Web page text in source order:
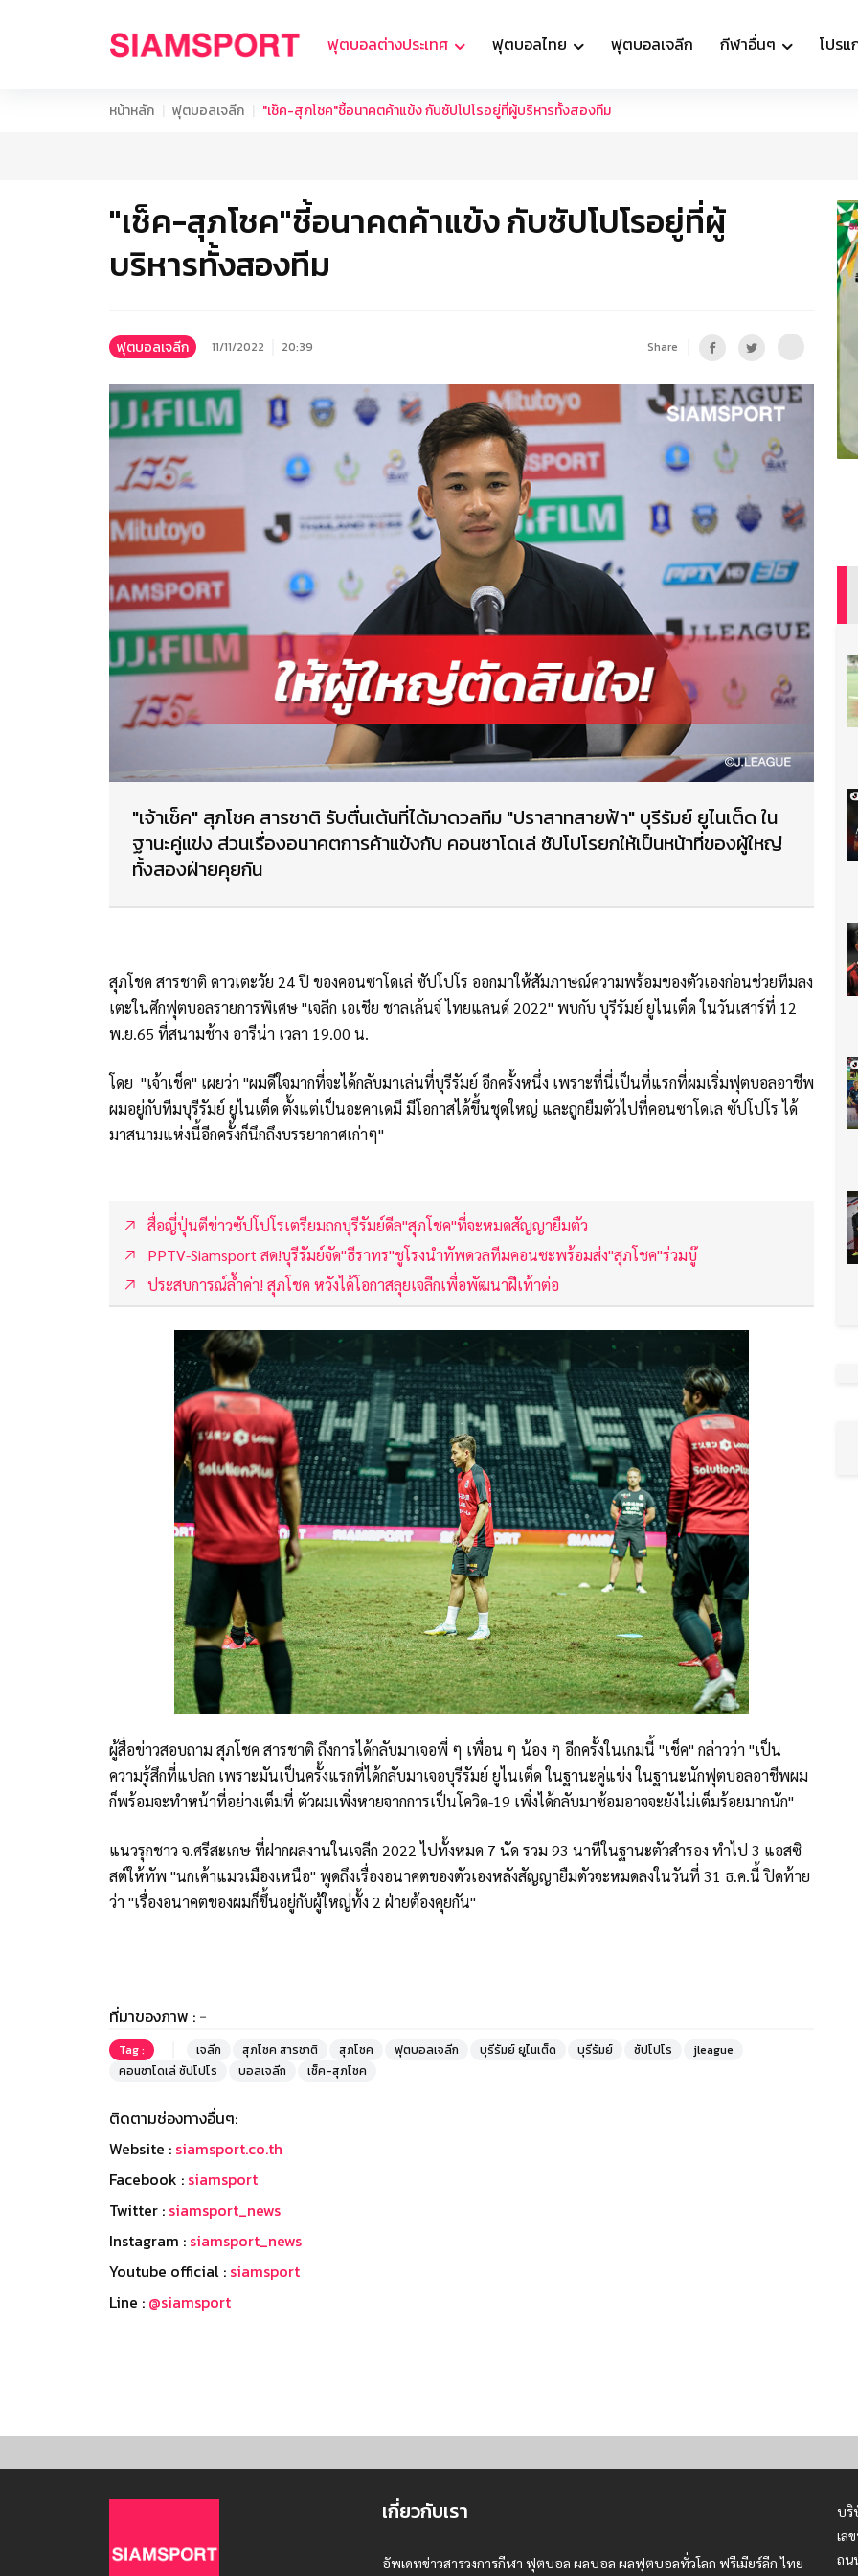
ฟุตบอลต่างประเทศ ฟุตบอลไทย ฟุตบอลเจลีก กีฬาอื่นๆ โปร
หน้าหลัก ฟุตบอลเจลีก "เช็ค-สุภโชค"ชี้อนาคตค้าแข้ง กับซัปโปโรอยู่ที่ผู้บริหารทั้งสองทีม
"เช็ค-สุภโชค"ชี้อนาคตค้าแข้ง กับซัปโปโรอยู่ที่ผู้
บริหารทั้งสองทีม
ฟุตบอลเจลีก 11/11/2022 20:39 Share
"เจ้าเช็ค" สุภโชค สารชาติ รับตื่นเต้นที่ได้มาดวลทีม "ปราสาทสายฟ้า" บุรีรัมย์ ยูไนเต็ด ใน
ฐานะคู่แข่ง ส่วนเรื่องอนาคตการค้าแข้งกับ คอนซาโดเล่ ซัปโปโรยกให้เป็นหน้าที่ของผู้ใหญ่
ทั้งสองฝ่ายคุยกัน
สุภโชค สารชาติ ดาวเตะวัย 24 ปี ของคอนซาโดเล่ ซัปโปโร ออกมาให้สัมภาษณ์ความพร้อมของตัวเองก่อนช่วยทีมลง
เตะในศึกฟุตบอลรายการพิเศษ "เจลีก เอเชีย ชาลเล้นจ์ ไทยแลนด์ 2022" พบกับ บุรีรัมย์ ยูไนเต็ด ในวันเสาร์ที่ 12
พ.ย.65 ที่สนามช้าง อารีน่า เวลา 19.00 น.
โดย "เจ้าเช็ค" เผยว่า "ผมดีใจมากที่จะได้กลับมาเล่นที่บุรีรัมย์ อีกครั้งหนึ่ง เพราะที่นี่เป็นที่แรกที่ผมเริ่มฟุตบอลอาชีพ
ผมอยู่กับทีมบุรีรัมย์ ยูไนเต็ด ตั้งแต่เป็นอะคาเดมี มีโอกาสได้ขึ้นชุดใหญ่ และถูกยืมตัวไปที่คอนซาโดเล ซัปโปโร ได้
มาสนามแห่งนี้อีกครั้งก็นึกถึงบรรยากาศเก่าๆ"
สื่อญี่ปุ่นตีข่าวซัปโปโรเตรียมถกบุรีรัมย์ดีล"สุภโชค"ที่จะหมดสัญญายืมตัว
PPTV-Siamsport สด!บุรีรัมย์จัด"ธีราทร"ชูโรงนำทัพดวลทีมคอนซะพร้อมส่ง"สุภโชค"ร่วมบู๊
ประสบการณ์ล้ำค่า! สุภโชค หวังได้โอกาสลุยเจลีกเพื่อพัฒนาฝีเท้าต่อ
ผู้สื่อข่าวสอบถาม สุภโชค สารชาติ ถึงการได้กลับมาเจอพี่ ๆ เพื่อน ๆ น้อง ๆ อีกครั้งในเกมนี้ "เช็ค" กล่าวว่า "เป็น
ความรู้สึกที่แปลก เพราะมันเป็นครั้งแรกที่ได้กลับมาเจอบุรีรัมย์ ยูไนเต็ด ในฐานะคู่แข่ง ในฐานะนักฟุตบอลอาชีพผม
ก็พร้อมจะทำหน้าที่อย่างเต็มที่ ตัวผมเพิ่งหายจากการเป็นโควิด-19 เพิ่งได้กลับมาซ้อมอาจจะยังไม่เต็มร้อยมากนัก"
แนวรุกชาว จ.ศรีสะเกษ ที่ฝากผลงานในเจลีก 2022 ไปทั้งหมด 7 นัด รวม 93 นาทีในฐานะตัวสำรอง ทำไป 3 แอสซิ
สต์ให้ทัพ "นกเค้าแมวเมืองเหนือ" พูดถึงเรื่องอนาคตของตัวเองหลังสัญญายืมตัวจะหมดลงในวันที่ 31 ธ.ค.นี้ ปิดท้าย
ว่า "เรื่องอนาคตของผมก็ขึ้นอยู่กับผู้ใหญ่ทั้ง 2 ฝ่ายต้องคุยกัน"
ที่มาของภาพ : -
Tag : เจลีก สุภโชค สารชาติ สุภโชค ฟุตบอลเจลีก บุรีรัมย์ ยูไนเต็ด บุรีรัมย์ ซัปโปโร
jleague
คอนซาโดเล่ ซัปโปโร
บอลเจลีก เช็ค-สุภโชค
ติดตามช่องทางอื่นๆ:
Website : siamsport.co.th
Facebook : siamsport
Twitter : siamsport_news
Instagram : siamsport_news
Youtube official : siamsport
Line : @siamsport
เกี่ยวกับเรา
อัพเดทข่าวสารวงการกีฬา ฟุตบอล ผลบอล ผลฟุตบอลทั่วโลก ฟรีเมียร์ลีก ไทย
บริ
เล
ถน